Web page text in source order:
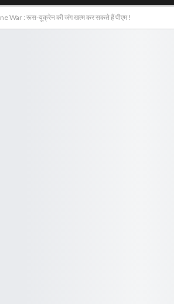
War : रूस-यूक्रेन की जंग खत्म कर सकते हैं पीएम !